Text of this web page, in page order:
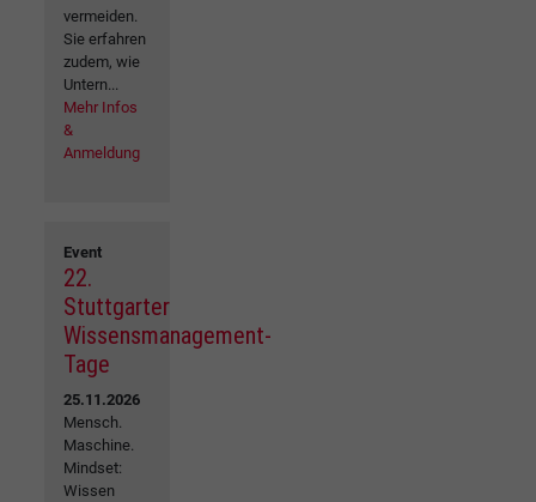
vermeiden.
Sie erfahren
zudem, wie
Untern...
Mehr Infos
&
Anmeldung
Event
22.
Stuttgarter
Wissensmanagement-
Tage
25.11.2026
Mensch.
Maschine.
Mindset:
Wissen